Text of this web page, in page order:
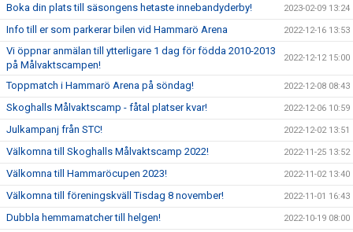
Boka din plats till säsongens hetaste innebandyderby! 2023-02-09 13:24
Info till er som parkerar bilen vid Hammarö Arena 2022-12-16 13:53
Vi öppnar anmälan till ytterligare 1 dag för födda 2010-2013
på Målvaktscampen!
2022-12-12 15:00
Toppmatch i Hammarö Arena på söndag! 2022-12-08 08:43
Skoghalls Målvaktscamp - fåtal platser kvar! 2022-12-06 10:59
Julkampanj från STC! 2022-12-02 13:51
Välkomna till Skoghalls Målvaktscamp 2022! 2022-11-25 13:52
Välkomna till Hammaröcupen 2023! 2022-11-02 13:40
Välkomna till föreningskväll Tisdag 8 november! 2022-11-01 16:43
Dubbla hemmamatcher till helgen! 2022-10-19 08:00